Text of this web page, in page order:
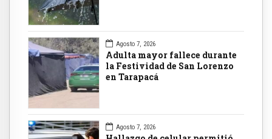
Agosto 7, 2026
Adulta mayor fallece durante
la Festividad de San Lorenzo
en Tarapacá
Agosto 7, 2026